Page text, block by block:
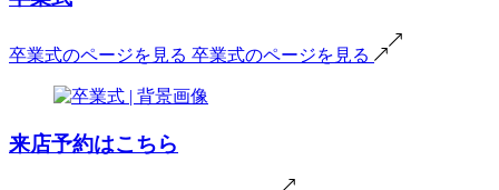
卒業式のページを見る 卒業式のページを見る
来店予約はこちら